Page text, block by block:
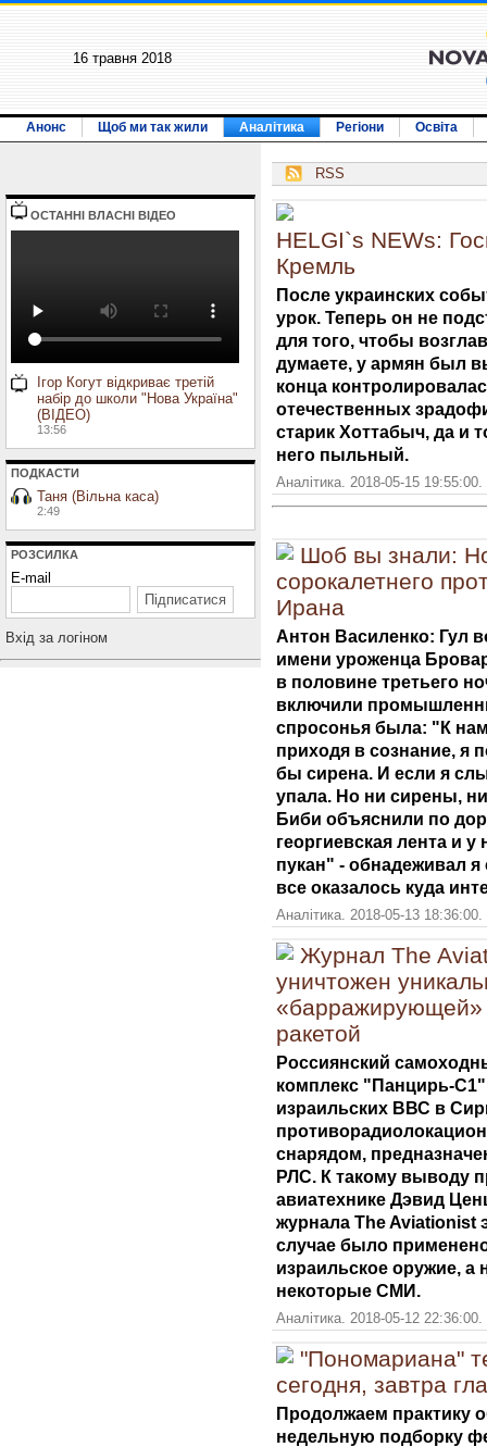
16 травня 2018
Анонс Щоб ми так жили Аналітика Регіони Освіта
ОСТАННI ВЛАСНI ВIДЕО
Ігор Когут відкриває третій
набір до школи "Нова Україна"
(ВІДЕО)
13:56
ПОДКАСТИ
Таня (Вільна каса)
2:49
РОЗСИЛКА
E-mail
Вхiд за логiном
RSS
HELGI`s NEWs:
Кремль
После украинских
урок. Теперь он не
для того, чтобы
думаете, у армян был
конца
отечественных
старик Хоттабыч, да и
него пыльный.
Аналітика. 2018-05-15
Шоб вы знали:
сорокалетнего
Ирана
Антон Василенко: Гул
имени уроженца
в половине третьего
включили
спросонья была: "К
приходя в сознание,
бы сирена. И если я
упала. Но ни сирены,
Биби объяснили по
георгиевская лента и
пукан" - обнадеживал
все оказалось куда
Аналітика. 2018-05-13
Журнал The
уничтожен
«барражирующей»
ракетой
Россиянский
комплекс "Панцирь-
израильских ВВС в
снарядом,
РЛС. К такому выводу
авиатехнике Дэвид
журнала The Aviationist
случае было
израильское оружие, а
некоторые СМИ.
Аналітика. 2018-05-12
"Пономариана"
сегодня, завтра
Продолжаем практику
недельную подборку